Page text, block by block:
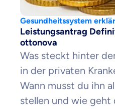
Gesundheitssystem
Leistungsantrag
ottonova
Was steckt hinter
in der privaten
Wann musst du ihn
stellen und wie geht